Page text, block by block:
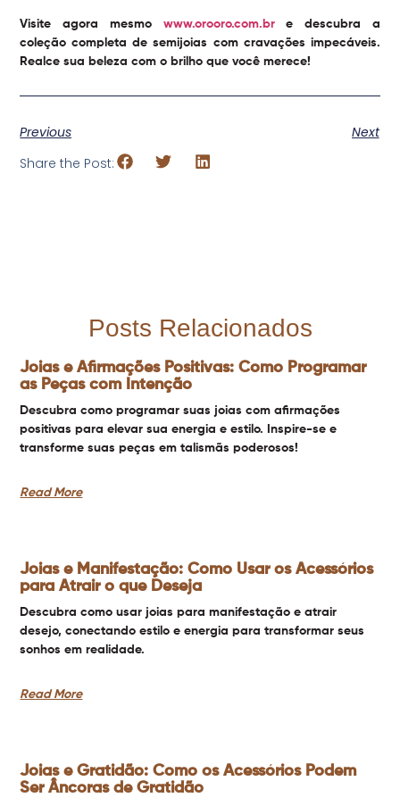
Visite agora mesmo www.orooro.com.bre descubra a
coleção completa de semijoias com cravações impecáveis.
Realce sua beleza com o brilho que você merece!
Previous
Next
Share the Post:
Posts Relacionados
Joias e Afirmações Positivas: Como Programar
as Peças com Intenção
Descubra como programar suas joias com afirmações
positivas para elevar sua energia e estilo. Inspire-se e
transforme suas peças em talismãs poderosos!
Read More
Joias e Manifestação: Como Usar os Acessórios
para Atrair o que Deseja
Descubra como usar joias para manifestação e atrair
desejo, conectando estilo e energia para transformar seus
sonhos em realidade.
Read More
Joias e Gratidão: Como os Acessórios Podem
Ser Âncoras de Gratidão